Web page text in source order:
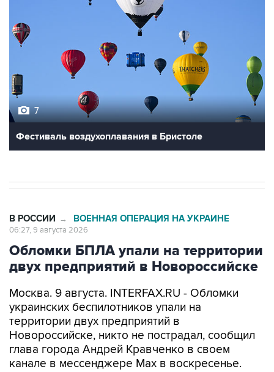
7
Фестиваль воздухоплавания в Бристоле
В РОССИИ → ВОЕННАЯ ОПЕРАЦИЯ НА УКРАИНЕ
06:27, 9 августа 2026
Обломки БПЛА упали на территории
двух предприятий в Новороссийске
Москва. 9 августа. INTERFAX.RU - Обломки
украинских беспилотников упали на
территории двух предприятий в
Новороссийске, никто не пострадал, сообщил
глава города Андрей Кравченко в своем
канале в мессенджере Max в воскресенье.